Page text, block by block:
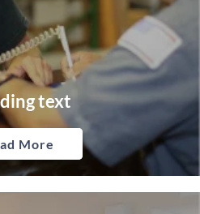
text
More